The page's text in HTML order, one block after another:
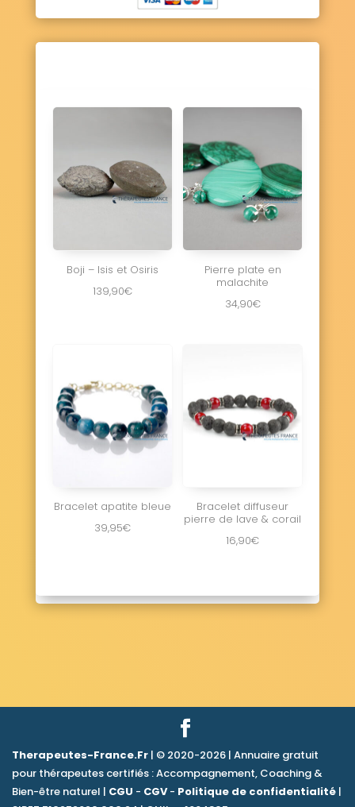
Boji – Isis et Osiris
139,90€
Pierre plate en
malachite
34,90€
Bracelet apatite bleue
39,95€
Bracelet diffuseur
pierre de lave & corail
16,90€
Therapeutes-France.Fr | © 2020-2026 | Annuaire gratuit
pour thérapeutes certifiés : Accompagnement, Coaching &
Bien-être naturel | CGU - CGV- Politique de confidentialité |